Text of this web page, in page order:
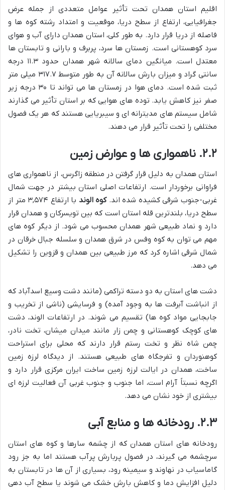
اقلیم استان همدان تحت تأثیر عوامل متعددی از جمله عرض
جغرافیایی، ارتفاع از سطح دریا، موقعیت و امتداد رشته کوه ها و
فاصله از دریا قرار دارد. به طور کلی، استان همدان دارای آب و هوای
سرد کوهستانی است. زمستان ها سرد، پربرف و بارانی و تابستان ها
معتدل است. میانگین دمای سالانه شهر همدان حدود ۱۱.۳ درجه
سانتی گراد و میزان بارش سالانه آن به طور متوسط ۳۱۷.۷ میلی متر
ثبت شده است. دمای هوا در زمستان ها می تواند تا ۳۰ درجه زیر
صفر نیز کاهش یابد. توده های هوایی که بر استان تأثیر می گذارند
شامل سیستم های مدیترانه ای و سیبریایی هستند که هر یک فصول
مختلفی را تحت تأثیر قرار می دهند.
۲.۲. ناهمواری ها و عوارض زمین
استان همدان به دلیل قرار گرفتن در منطقه زاگرس، از ناهمواری های
فراوانی برخوردار است. ارتفاعات اصلی استان بیشتر در جهت شمال
غربی-جنوب شرقی کشیده شده اند.کوه الوند
با ارتفاع ۳,۵۷۴ متر از
سطح دریا، بلندترین قله استان است که بین تویسرکان و همدان قرار
دارد و نماد طبیعی شهر همدان محسوب می شود. از دیگر کوه های
مهم می توان به کوه وفس در شرق همدان و سلسله جبال خرقان در
شمال شرقی اشاره کرد که مرز طبیعی بین همدان و قزوین را تشکیل
می دهد.
دشت های استان به دو دسته تراکمی (مانند دشت وسیع اسدآباد که
از انباشت آبرفت ها به وجود آمده) و فرسایشی (ناشی از تخریب و
جابجایی مواد کوه ها) تقسیم می شوند. در ارتفاعات الوند، دشت
های کوچک کوهستانی و چمن زار مانند میدان میشان، تخت نادر،
چمن شاه نظر و تخت رستم قرار دارند که محلی برای استراحت
کوهنوردان و تفرجگاه های طبیعی هستند. از دیدگاه لرزه زمین
ساخت، همدان در ایالت لرزه زمین ساخت ایران مرکزی قرار دارد و
اگرچه نسبتاً آرام است، اما جنوب و جنوب غربی آن فعالیت لرزه ای
بیشتری از خود نشان می دهد.
۲.۳. رودخانه ها و منابع آبی
رودخانه های استان همدان که از چشمه سارها و کوه های استان
سرچشمه می گیرند، در فصول پربارش پرآب هستند اما به جز رود
گاماسیاب در نهاوند و سیمینه رود، بسیاری از آن ها در تابستان به
دلیل افزایش دما و کاهش بارش خشک می شوند یا سطح آب دهی